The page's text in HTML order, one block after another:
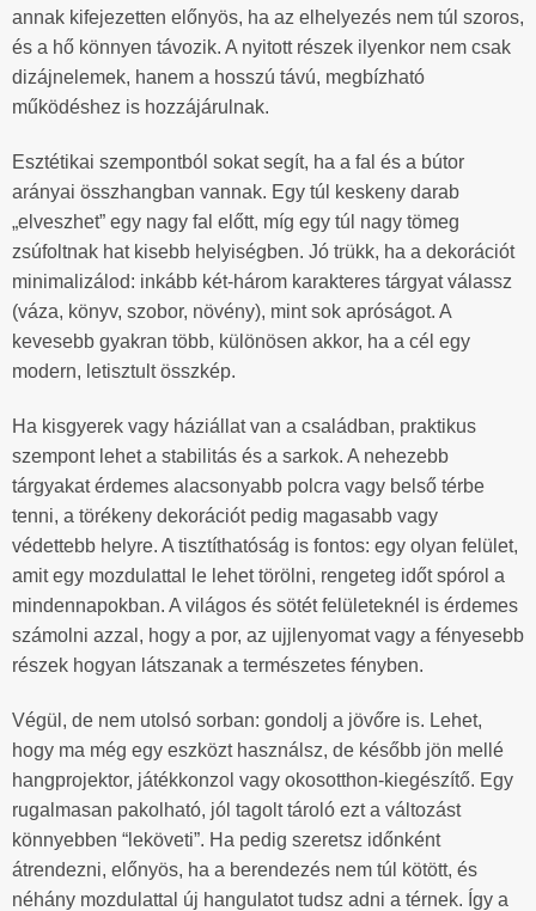
annak kifejezetten előnyös, ha az elhelyezés nem túl szoros,
és a hő könnyen távozik. A nyitott részek ilyenkor nem csak
dizájnelemek, hanem a hosszú távú, megbízható
működéshez is hozzájárulnak.
Esztétikai szempontból sokat segít, ha a fal és a bútor
arányai összhangban vannak. Egy túl keskeny darab
„elveszhet” egy nagy fal előtt, míg egy túl nagy tömeg
zsúfoltnak hat kisebb helyiségben. Jó trükk, ha a dekorációt
minimalizálod: inkább két-három karakteres tárgyat válassz
(váza, könyv, szobor, növény), mint sok apróságot. A
kevesebb gyakran több, különösen akkor, ha a cél egy
modern, letisztult összkép.
Ha kisgyerek vagy háziállat van a családban, praktikus
szempont lehet a stabilitás és a sarkok. A nehezebb
tárgyakat érdemes alacsonyabb polcra vagy belső térbe
tenni, a törékeny dekorációt pedig magasabb vagy
védettebb helyre. A tisztíthatóság is fontos: egy olyan felület,
amit egy mozdulattal le lehet törölni, rengeteg időt spórol a
mindennapokban. A világos és sötét felületeknél is érdemes
számolni azzal, hogy a por, az ujjlenyomat vagy a fényesebb
részek hogyan látszanak a természetes fényben.
Végül, de nem utolsó sorban: gondolj a jövőre is. Lehet,
hogy ma még egy eszközt használsz, de később jön mellé
hangprojektor, játékkonzol vagy okosotthon-kiegészítő. Egy
rugalmasan pakolható, jól tagolt tároló ezt a változást
könnyebben “leköveti”. Ha pedig szeretsz időnként
átrendezni, előnyös, ha a berendezés nem túl kötött, és
néhány mozdulattal új hangulatot tudsz adni a térnek. Így a